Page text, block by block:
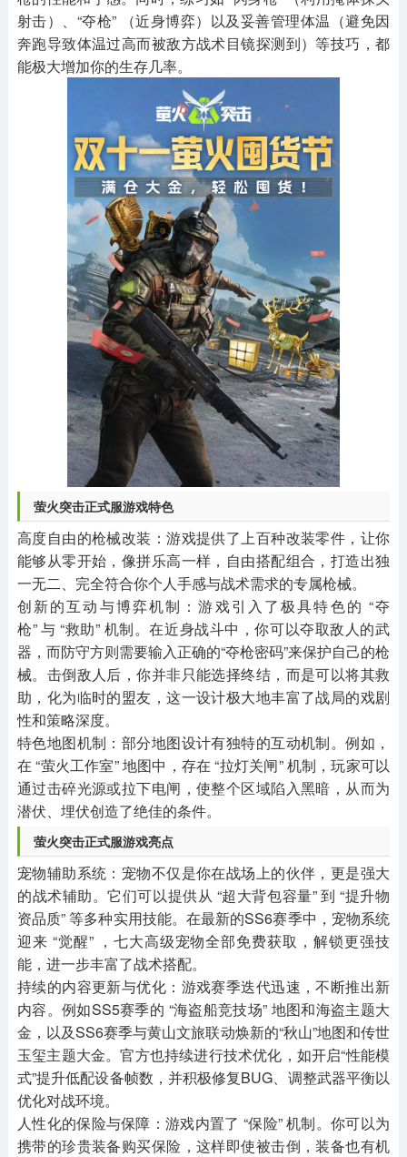
射击）、“夺枪” （近身博弈）以及妥善管理体温（避免因
奔跑导致体温过高而被敌方战术目镜探测到）等技巧，都
能极大增加你的生存几率。
萤火突击正式服游戏特色
高度自由的枪械改装：游戏提供了上百种改装零件，让你
能够从零开始，像拼乐高一样，自由搭配组合，打造出独
一无二、完全符合你个人手感与战术需求的专属枪械。
创新的互动与博弈机制：游戏引入了极具特色的 “夺
枪” 与 “救助” 机制。在近身战斗中，你可以夺取敌人的武
器，而防守方则需要输入正确的“夺枪密码”来保护自己的枪
械。击倒敌人后，你并非只能选择终结，而是可以将其救
助，化为临时的盟友，这一设计极大地丰富了战局的戏剧
性和策略深度。
特色地图机制：部分地图设计有独特的互动机制。例如，
在 “萤火工作室” 地图中，存在 “拉灯关闸” 机制，玩家可以
通过击碎光源或拉下电闸，使整个区域陷入黑暗，从而为
潜伏、埋伏创造了绝佳的条件。
萤火突击正式服游戏亮点
宠物辅助系统：宠物不仅是你在战场上的伙伴，更是强大
的战术辅助。它们可以提供从 “超大背包容量” 到 “提升物
资品质” 等多种实用技能。在最新的SS6赛季中，宠物系统
迎来 “觉醒” ，七大高级宠物全部免费获取，解锁更强技
能，进一步丰富了战术搭配。
持续的内容更新与优化：游戏赛季迭代迅速，不断推出新
内容。例如SS5赛季的 “海盗船竞技场” 地图和海盗主题大
金，以及SS6赛季与黄山文旅联动焕新的“秋山”地图和传世
玉玺主题大金。官方也持续进行技术优化，如开启“性能模
式”提升低配设备帧数，并积极修复BUG、调整武器平衡以
优化对战环境。
人性化的保险与保障：游戏内置了 “保险” 机制。你可以为
携带的珍贵装备购买保险，这样即使被击倒，装备也有机